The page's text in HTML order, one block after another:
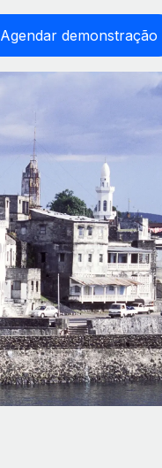
Agendar demonstração